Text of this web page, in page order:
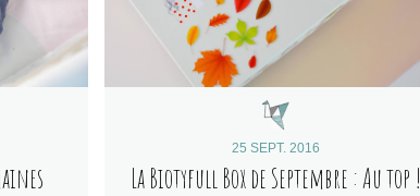
25 SEPT. 2016
La Biotyfull Box de Septembre : Au top !